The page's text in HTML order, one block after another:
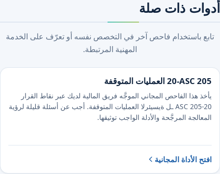
أدوات ذات صلة
تابع باستخدام فاحص آخر في التخصص نفسه أو تعرّف على الخدمة
المهنية المرتبطة.
يأخذ هذا الفاحص المجاني الموجَّه فريق المالية لديك عبر نقاط القرار
الرئيسية لـ ⁦ASC ⁦205⁩⁩-⁦20⁩ العمليات المتوقفة. أجب عن أسئلة قليلة لرؤية
المعالجة المرجَّحة والأدلة الواجب توثيقها.
افتح الأداة المجانية